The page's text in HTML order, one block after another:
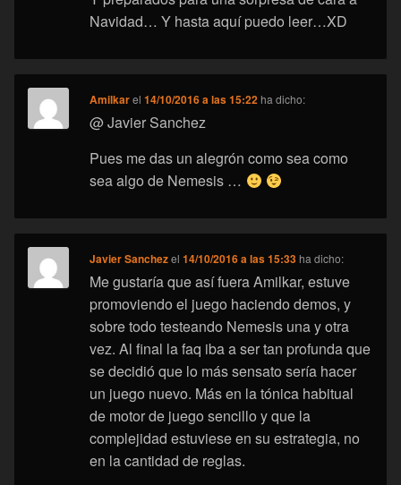
Navidad… Y hasta aquí puedo leer…XD
Amilkarel14/10/2016 a las 15:22 ha dicho:
@ Javier Sanchez
Pues me das un alegrón como sea como
sea algo de Nemesis …
Javier Sanchezel14/10/2016 a las 15:33 ha dicho:
Me gustaría que así fuera Amilkar, estuve
promoviendo el juego haciendo demos, y
sobre todo testeando Nemesis una y otra
vez. Al final la faq iba a ser tan profunda que
se decidió que lo más sensato sería hacer
un juego nuevo. Más en la tónica habitual
de motor de juego sencillo y que la
complejidad estuviese en su estrategia, no
en la cantidad de reglas.